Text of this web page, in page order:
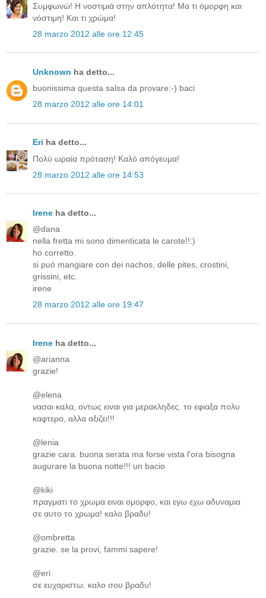
Συμφωνώ! Η νοστιμιά στην απλότητα! Μα τι όμορφη και
νόστιμη! Και τι χρώμα!
28 marzo 2012 alle ore 12:45
Unknown ha detto...
buonissima questa salsa da provare:-) baci
28 marzo 2012 alle ore 14:01
Eri ha detto...
Πολύ ωραία πρόταση! Καλό απόγευμα!
28 marzo 2012 alle ore 14:53
Irene ha detto...
@dana
nella fretta mi sono dimenticata le carote!!:)
ho corretto.
si può mangiare con dei nachos, delle pites, crostini,
grissini, etc.
irene
28 marzo 2012 alle ore 19:47
Irene ha detto...
@arianna
grazie!
@elena
νασαι καλα, οντως ειναι για μερακληδες. το εφιαξα πολυ
καφτερο, αλλα αξιζει!!!
@lenia
grazie cara. buona serata ma forse vista l'ora bisogna
augurare la buona notte!!! un bacio
@kiki
πραγματι το χρωμα ειναι ομορφο, και εγω εχω αδυναμια
σε αυτο το χρωμα! καλο βραδυ!
@ombretta
grazie. se la provi, fammi sapere!
@eri
σε ευχαριστω. καλο σου βραδυ!